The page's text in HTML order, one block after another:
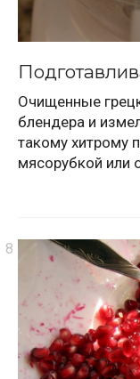
Очищенные
блендера и
такому хитрому
мясорубкой или